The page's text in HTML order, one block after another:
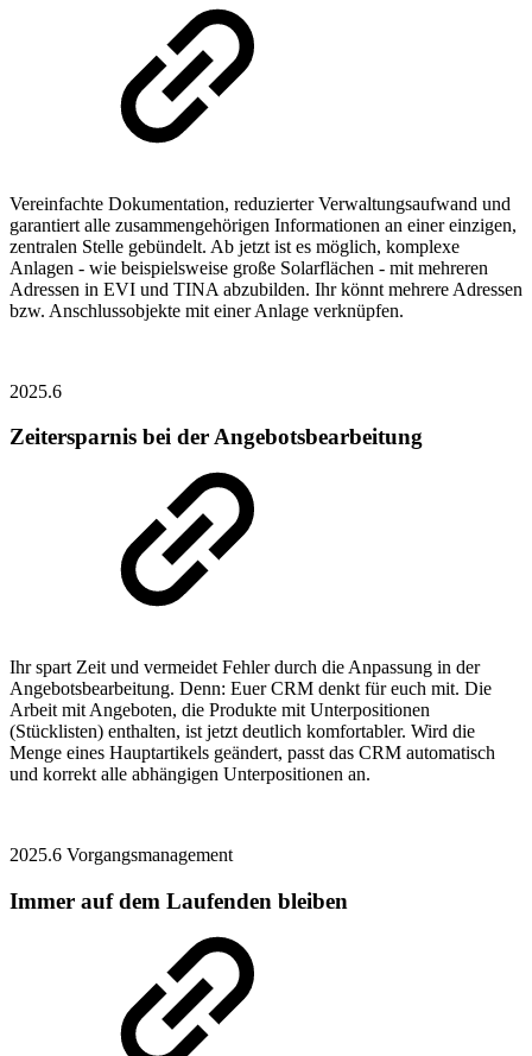
Vereinfachte Dokumentation, reduzierter Verwaltungsaufwand und
garantiert alle zusammengehörigen Informationen an einer einzigen,
zentralen Stelle gebündelt. Ab jetzt ist es möglich, komplexe
Anlagen - wie beispielsweise große Solarflächen - mit mehreren
Adressen in EVI und TINA abzubilden. Ihr könnt mehrere Adressen
bzw. Anschlussobjekte mit einer Anlage verknüpfen.
2025.6
Zeitersparnis bei der Angebotsbearbeitung
Ihr spart Zeit und vermeidet Fehler durch die Anpassung in der
Angebotsbearbeitung. Denn: Euer CRM denkt für euch mit. Die
Arbeit mit Angeboten, die Produkte mit Unterpositionen
(Stücklisten) enthalten, ist jetzt deutlich komfortabler. Wird die
Menge eines Hauptartikels geändert, passt das CRM automatisch
und korrekt alle abhängigen Unterpositionen an.
2025.6 Vorgangsmanagement
Immer auf dem Laufenden bleiben